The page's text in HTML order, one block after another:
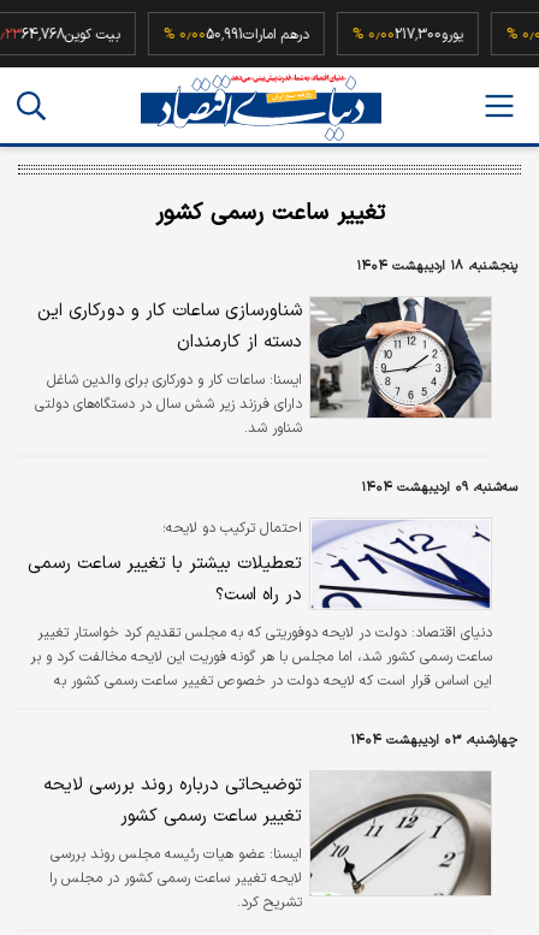
۰٫۰۰ % یورو217,300۰٫۰۰ % درهم امارات50,991۰٫۰۰ % بیت کوین
تغییر ساعت رسمی کشور
پنجشنبه، ۱۸ اردیبهشت ۱۴۰۴
شناورسازی ساعات کار و دورکاری این
دسته از کارمندان
ايسنا: ساعات کار و دورکاری برای والدین شاغل
دارای فرزند زیر شش سال در دستگاه‌های دولتی
شناور شد.
سه‌شنبه، ۰۹ اردیبهشت ۱۴۰۴
احتمال ترکیب دو لایحه؛
تعطیلات بیشتر با تغییر ساعت رسمی
در راه است؟
دنیای اقتصاد: دولت در لایحه دوفوریتی که به مجلس تقدیم کرد خواستار تغییر
ساعت رسمی کشور شد، اما مجلس با هر گونه فوریت این لایحه مخالفت کرد‌ و بر
این اساس قرار است که لایحه دولت در خصوص تغییر ساعت رسمی کشور به
چهارشنبه، ۰۳ اردیبهشت ۱۴۰۴
توضیحاتی درباره روند بررسی لایحه
تغییر ساعت رسمی کشور
ايسنا: عضو هیات رئیسه مجلس روند بررسی
لایحه تغییر ساعت رسمی کشور در مجلس را
تشریح کرد.